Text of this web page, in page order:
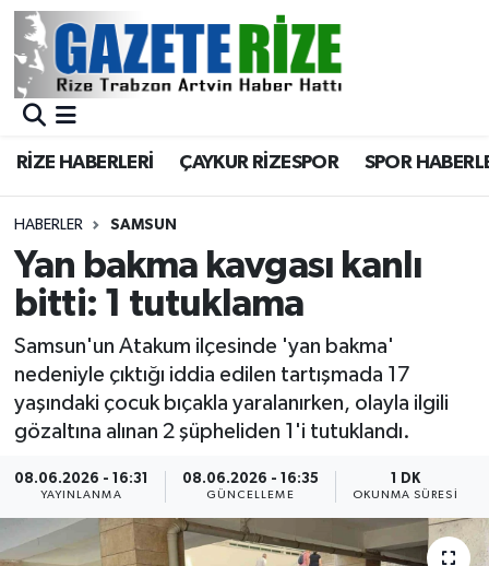
RİZE HABERLERİ ÇAYKUR RİZESPOR SPOR
HABERLER SAMSUN
Yan bakma kavgası kanlı
bitti: 1 tutuklama
Samsun'un Atakum ilçesinde 'yan bakma'
nedeniyle çıktığı iddia edilen tartışmada 17
yaşındaki çocuk bıçakla yaralanırken, olayla ilgili
gözaltına alınan 2 şüpheliden 1'i tutuklandı.
08.06.2026 - 16:31
YAYINLANMA
08.06.2026 - 16:35
GÜNCELLEME
1 DK
OKUNMA SÜRESI
BÖLGEMİZ
Asayiş
Rize Jandarma Komutanlığı
Bilim Teknoloji
Advertising news
Canlı Maç
ÇEVRE
Merkez Nöbetçi Eczaneler
Merkez Trafik Yoğunluk Haritası
Süper Lig Puan Durumu ve Fikstür
Tüm Manşetler
Son Dakika Haberleri
Haber Arşivi